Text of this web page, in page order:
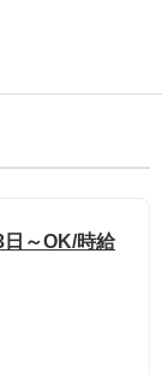
日～OK/時給